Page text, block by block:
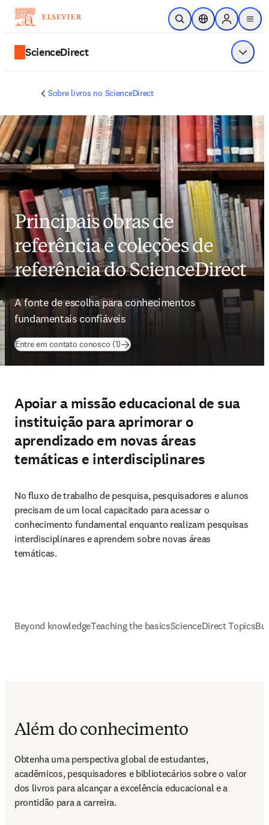
Ir para o conteúdo principal
Pesquisa aberta
Seletor deSign in to
menu
ScienceDirect Exibir
Sobre livros no ScienceDirect
Principais obras de
referência e coleções de
referência do ScienceDirect
A fonte de escolha para conhecimentos
fundamentais confiáveis
Entre em contato conosco (1)
Apoiar a missão educacional de sua
instituição para aprimorar o
aprendizado em novas áreas
temáticas e interdisciplinares
No fluxo de trabalho de pesquisa, pesquisadores e alunos
precisam de um local capacitado para acessar o
conhecimento fundamental enquanto realizam pesquisas
interdisciplinares e aprendem sobre novas áreas
temáticas.
Beyond knowledgeTeaching the basicsScienceDirect Topics
Além do conhecimento
Obtenha uma perspectiva global de estudantes,
acadêmicos, pesquisadores e bibliotecários sobre o valor
dos livros para alcançar a excelência educacional e a
prontidão para a carreira.